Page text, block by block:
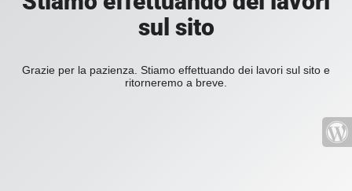
sul sito
Grazie per la pazienza. Stiamo effettuando dei lavori sul sito e
ritorneremo a breve.